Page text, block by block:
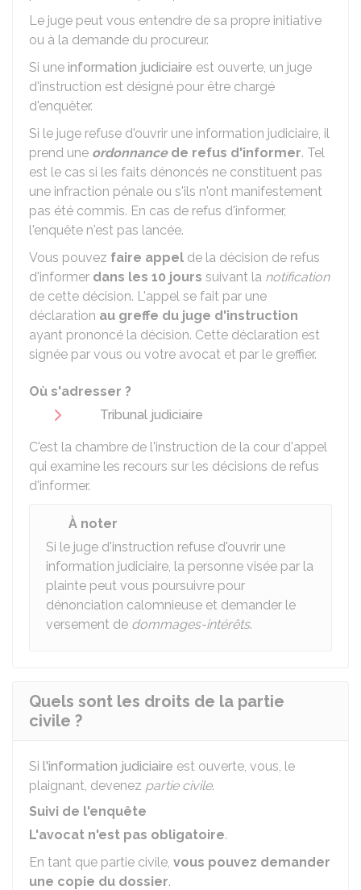
Le juge peut vous entendre de sa propre initiative
ou à la demande du procureur.
Si une information judiciaire est ouverte, un juge
d'instruction est désigné pour être chargé
d'enquêter.
Si le juge refuse d'ouvrir une information judiciaire, il
prend une ordonnancede refus d'informer. Tel
est le cas si les faits dénoncés ne constituent pas
une infraction pénale ou s'ils n'ont manifestement
pas été commis. En cas de refus d'informer,
l'enquête n'est pas lancée.
Vous pouvez faire appel de la décision de refus
d'informer dans les 10 jours suivant la notification
de cette décision. L'appel se fait par une
déclaration au greffe du juge d'instruction
ayant prononcé la décision. Cette déclaration est
signée par vous ou votre avocat et par le greffier.
Où s'adresser ?
Tribunal judiciaire
C'est la chambre de l'instruction de la cour d'appel
qui examine les recours sur les décisions de refus
d'informer.
À noter
Si le juge d'instruction refuse d'ouvrir une
information judiciaire, la personne visée par la
plainte peut vous poursuivre pour
dénonciation calomnieuse et demander le
versement de dommages-intérêts.
Quels sont les droits de la partie
civile ?
Si l'information judiciaire est ouverte, vous, le
plaignant, devenez partie civile.
Suivi de l'enquête
L'avocat n'est pas obligatoire.
En tant que partie civile, vous pouvez demander
une copie du dossier.